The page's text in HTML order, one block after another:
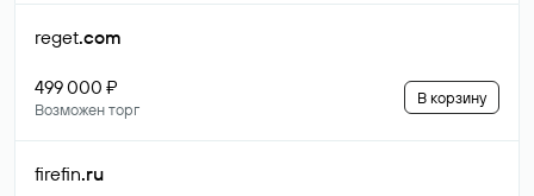
reget.com
499 000 ₽
Возможен торг
В корзину
firefin.ru